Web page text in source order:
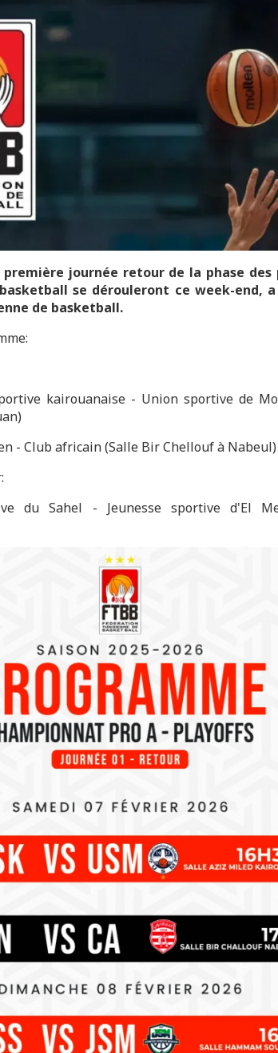
journée retour de la phase des
se dérouleront ce week-end,
de basketball.
kairouanaise - Union sportive de
- Club africain (Salle Bir Chellouf à Nabeul)
du Sahel - Jeunesse sportive d'El